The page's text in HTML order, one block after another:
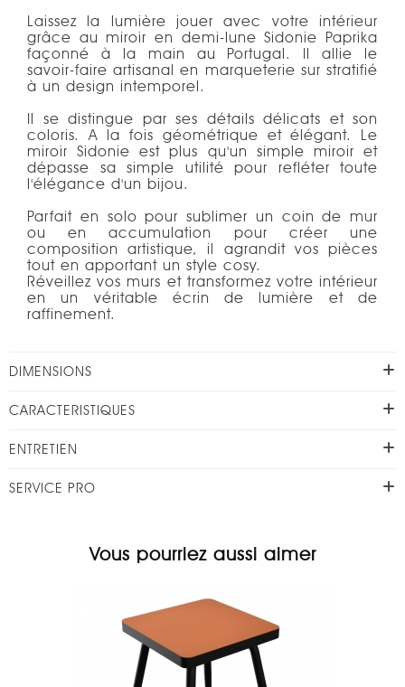
Laissez la lumière jouer avec votre intérieur
grâce au miroir en demi-lune Sidonie Paprika
façonné à la main au Portugal. Il allie le
savoir-faire artisanal en marqueterie sur stratifié
à un design intemporel.
Il se distingue par ses détails délicats et son
coloris. A la fois géométrique et élégant. Le
miroir Sidonie est plus qu'un simple miroir et
dépasse sa simple utilité pour refléter toute
l'élégance d'un bijou.
Parfait en solo pour sublimer un coin de mur
ou en accumulation pour créer une
composition artistique, il agrandit vos pièces
tout en apportant un style cosy.
Réveillez vos murs et transformez votre intérieur
en un véritable écrin de lumière et de
raffinement.
DIMENSIONS
CARACTERISTIQUES
ENTRETIEN
SERVICE PRO
Vous pourriez aussi aimer